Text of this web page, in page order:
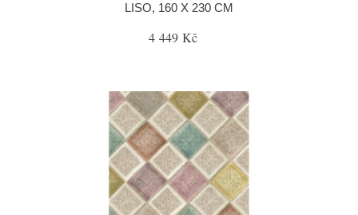
LISO, 160 X 230 CM
4 449 Kč